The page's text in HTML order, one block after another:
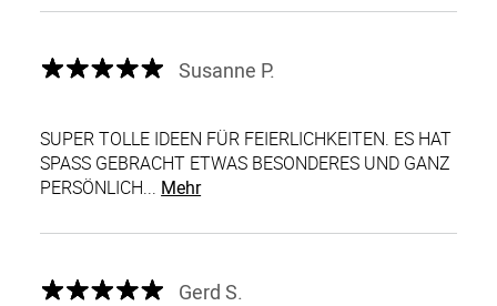
Susanne P.
SUPER TOLLE IDEEN FÜR FEIERLICHKEITEN. ES HAT
SPASS GEBRACHT ETWAS BESONDERES UND GANZ
PERSÖNLICH... Mehr
Gerd S.